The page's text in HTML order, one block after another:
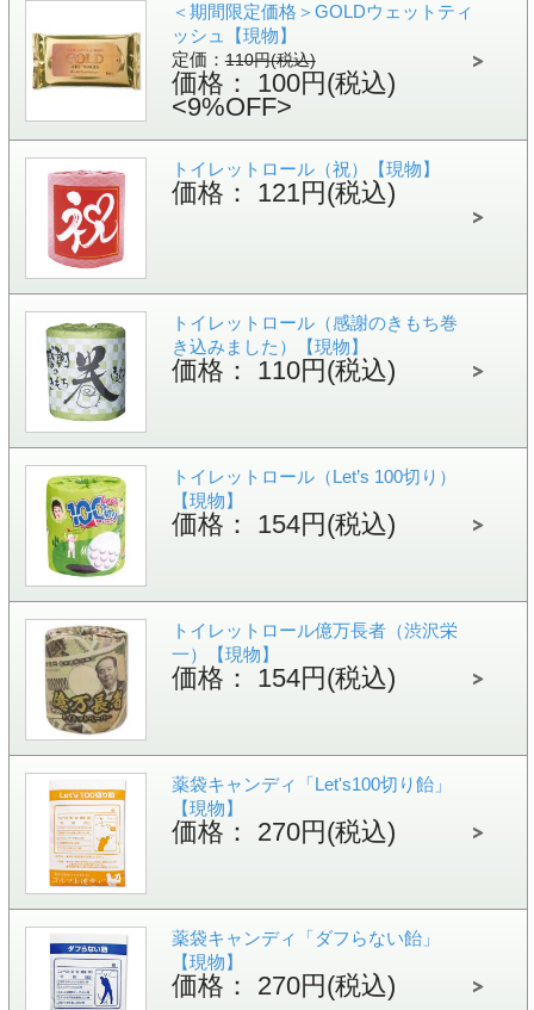
＜期間限定価格＞GOLDウェットティ
ッシュ【現物】
定価：110円(税込)
価格： 100円(税込)
<9%OFF>
トイレットロール（祝）【現物】
価格： 121円(税込)
トイレットロール（感謝のきもち巻
き込みました）【現物】
価格： 110円(税込)
トイレットロール（Let’s 100切り）
【現物】
価格： 154円(税込)
トイレットロール億万長者（渋沢栄
一）【現物】
価格： 154円(税込)
薬袋キャンディ「Let's100切り飴」
【現物】
価格： 270円(税込)
薬袋キャンディ「ダフらない飴」
【現物】
価格： 270円(税込)